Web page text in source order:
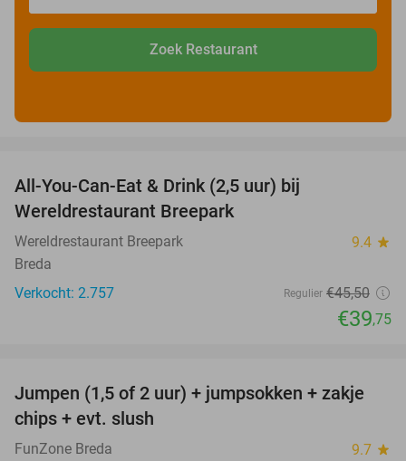
Zoek Restaurant
All-You-Can-Eat & Drink (2,5 uur) bij
Wereldrestaurant Breepark
Wereldrestaurant Breepark 9.4 star
Breda
Verkocht: 2.757
Regulier €45,50
€39,75
48%
Jumpen (1,5 of 2 uur) + jumpsokken + zakje
chips + evt. slush
FunZone Breda 9.7 star